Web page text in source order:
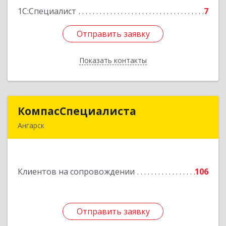
1С:Специалист
7
Отправить заявку
Показать контакты
Отправить заявку
Назад
КомпасСпециалиста
Ангарск
Клиентов на сопровождении 106
Отправить заявку
КомпасСпециалиста
Подробнее
Отправить заявку